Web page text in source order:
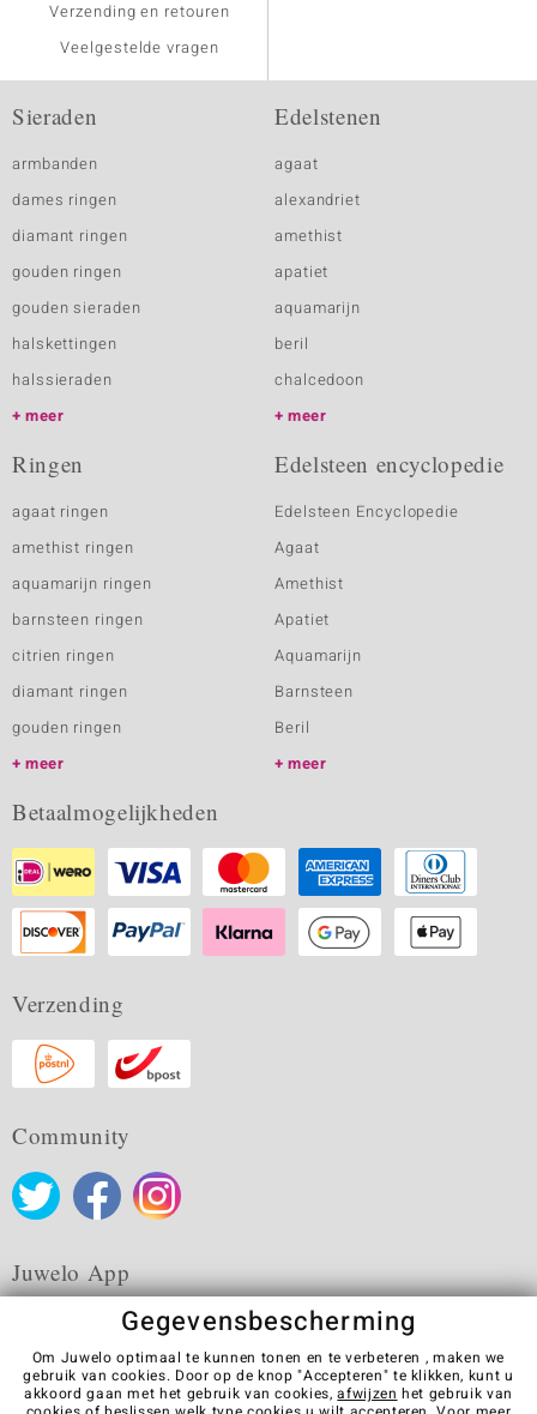
Verzending en retouren
Veelgestelde vragen
Sieraden
armbanden
dames ringen
diamant ringen
gouden ringen
gouden sieraden
halskettingen
halssieraden
meer
Edelstenen
agaat
alexandriet
amethist
apatiet
aquamarijn
beril
chalcedoon
meer
Ringen
agaat ringen
amethist ringen
aquamarijn ringen
barnsteen ringen
citrien ringen
diamant ringen
gouden ringen
meer
Edelsteen encyclopedie
Edelsteen Encyclopedie
Agaat
Amethist
Apatiet
Aquamarijn
Barnsteen
Beril
meer
Betaalmogelijkheden
Verzending
Community
Juwelo App
Algemene verkoopvoorwaarden Privacybeleid
Cookies
Gegevensbescherming
Om Juwelo optimaal te kunnen tonen en te verbeteren , maken we
gebruik van cookies. Door op de knop "Accepteren" te klikken, kunt u
akkoord gaan met het gebruik van cookies,afwijzen het gebruik van